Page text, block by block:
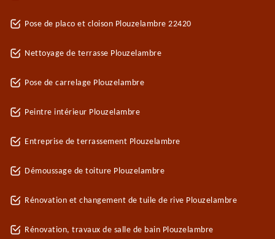
Pose de placo et cloison Plouzelambre 22420
Nettoyage de terrasse Plouzelambre
Pose de carrelage Plouzelambre
Peintre intérieur Plouzelambre
Entreprise de terrassement Plouzelambre
Démoussage de toiture Plouzelambre
Rénovation et changement de tuile de rive Plouzelambre
Rénovation, travaux de salle de bain Plouzelambre